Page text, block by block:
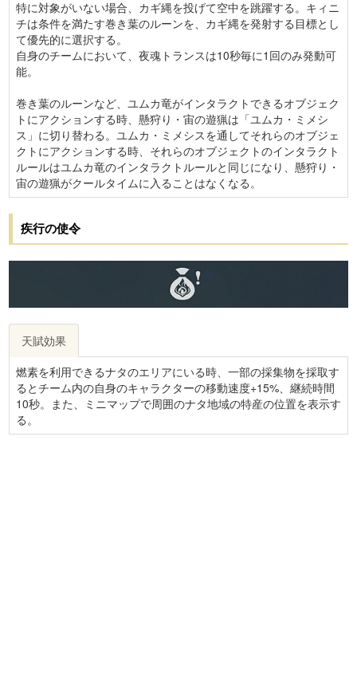
特に対象がいない場合、カギ縄を投げて空中を跳躍する。キィニ
チは条件を満たす巻き葉のルーンを、カギ縄を発射する目標とし
て優先的に選択する。
自身のチームにおいて、夜魂トランスは10秒毎に1回のみ発動可
能。
巻き葉のルーンなど、ユムカ竜がインタラクトできるオブジェク
トにアクションする時、懸狩り・宙の遊猟は「ユムカ・ミメシ
ス」に切り替わる。ユムカ・ミメシスを通してそれらのオブジェ
クトにアクションする時、それらのオブジェクトのインタラクト
ルールはユムカ竜のインタラクトルールと同じになり、懸狩り・
宙の遊猟がクールタイムに入ることはなくなる。
疾行の使令
天賦効果
燃素を利用できるナタのエリアにいる時、一部の採集物を採取す
るとチーム内の自身のキャラクターの移動速度+15%、継続時間
10秒。また、ミニマップで周囲のナタ地域の特産の位置を表示す
る。